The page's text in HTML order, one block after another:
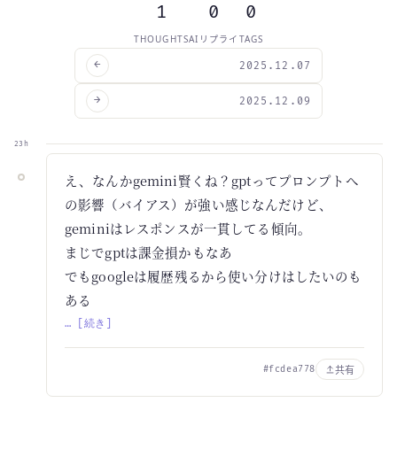
← 2025.12.07
1
THOUGHTS
0
AIリプライ
0
TAGS
2025.12.09
→
23h
え、なんかgemini賢くね？gptってプロンプトへ
の影響（バイアス）が強い感じなんだけど、
geminiはレスポンスが一貫してる傾向。
まじでgptは課金損かもなあ
でもgoogleは履歴残るから使い分けはしたいのも
ある
… [続き]
#fcdea778 共有